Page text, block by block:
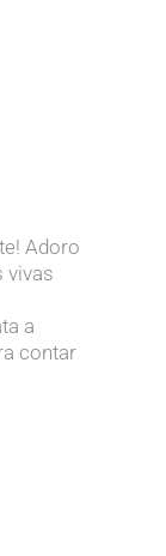
Adoro
vivas
a
contar